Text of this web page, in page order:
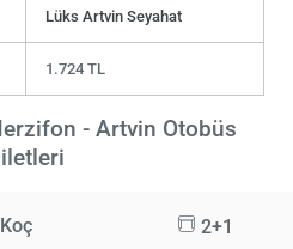
Lüks Artvin Seyahat
1.724 TL
- Artvin Otobüs
2+1